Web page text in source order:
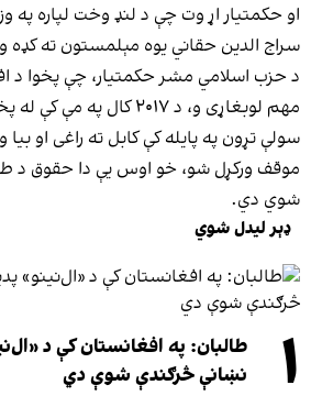
او حکمتیار اړ وت چې د لنډ وخت لپاره په
سراج الدین حقاني یوه مېلمستون ته کډه
د حزب اسلامي مشر حکمتیار، چې پخوا د
مهم لوبغاړی و، د ۲۰۱۷ کال
سولې تړون په پایله کې کابل ته راغی او
موقف ورکړل شو، خو اوس یې دا حقوق د
شوي دي.
ډېر لیدل شوي
۱
طالبان: په افغانستان کې د
نښانې څرګندې شوې دي